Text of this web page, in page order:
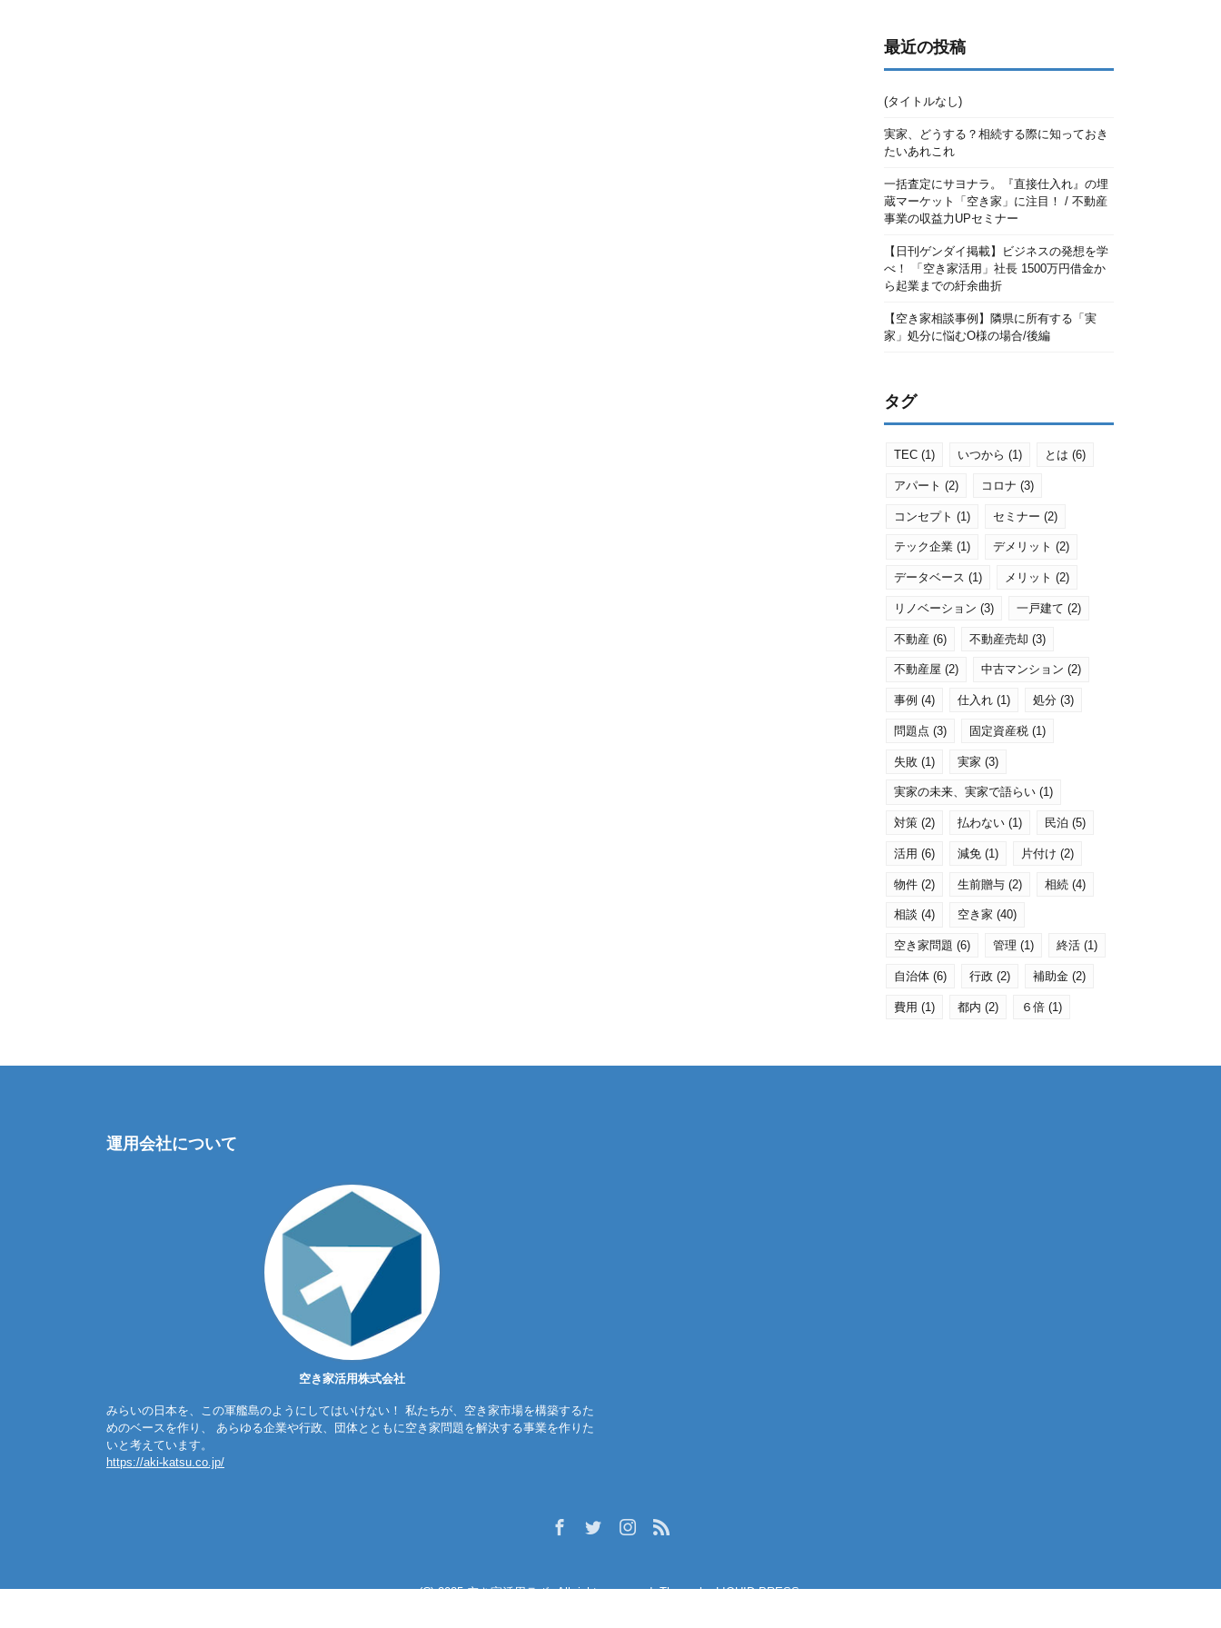
最近の投稿
(タイトルなし)
実家、どうする？相続する際に知っておき
たいあれこれ
一括査定にサヨナラ。『直接仕入れ』の埋
蔵マーケット「空き家」に注目！ / 不動産
事業の収益力UPセミナー
【日刊ゲンダイ掲載】ビジネスの発想を学
べ！ 「空き家活用」社長 1500万円借金か
ら起業までの紆余曲折
【空き家相談事例】隣県に所有する「実
家」処分に悩むO様の場合/後編
タグ
TEC(1) いつから (1) とは (6)
アパート (2) コロナ (3)
コンセプト (1) セミナー (2)
テック企業(1) デメリット (2)
データベース (1) メリット (2)
リノベーション (3) 一戸建て (2)
不動産(6) 不動産売却 (3)
不動産屋 (2) 中古マンション (2)
事例 (4) 仕入れ(1) 処分(3)
問題点 (3) 固定資産税(1)
失敗(1) 実家 (3)
実家の未来、実家で語らい(1)
対策(2) 払わない(1) 民泊 (5)
活用 (6) 減免(1) 片付け (2)
物件(2) 生前贈与(2) 相続(4)
相談 (4) 空き家 (40)
空き家問題 (6) 管理 (1) 終活(1)
自治体(6) 行政 (2) 補助金(2)
費用 (1) 都内 (2) ６倍(1)
運用会社について
空き家活用株式会社
みらいの日本を、この軍艦島のようにしてはいけない！ 私たちが、空き家市場を構築するた
めのベースを作り、 あらゆる企業や行政、団体とともに空き家問題を解決する事業を作りた
いと考えています。
https://aki-katsu.co.jp/
(C) 2025空き家活用ラボ. All rights reserved.Theme byLIQUID PRESS.